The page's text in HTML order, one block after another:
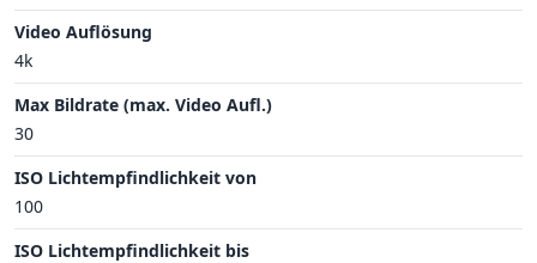
Video Auflösung
4k
Max Bildrate (max. Video Aufl.)
30
ISO Lichtempfindlichkeit von
100
ISO Lichtempfindlichkeit bis